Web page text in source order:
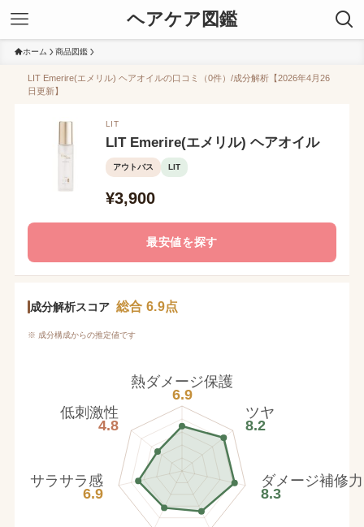
ヘアケア図鑑
ホーム 商品図鑑
LIT Emerire(エメリル) ヘアオイルの口コミ（0件）/成分解析【2026年4月26
日更新】
LIT
LIT Emerire(エメリル) ヘアオイル
アウトバス LIT
¥3,900
最安値を探す
成分解析スコア 総合 6.9点
※ 成分構成からの推定値です
熱ダメージ保護
6.9
ツヤ
8.2
ダメージ補修力
8.3
サラサラ感
6.9
低刺激性
4.8